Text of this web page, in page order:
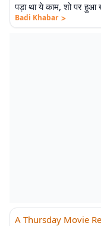
पड़ा था ये काम, शो पर हुआ
Badi Khabar >
A Thursday Movie